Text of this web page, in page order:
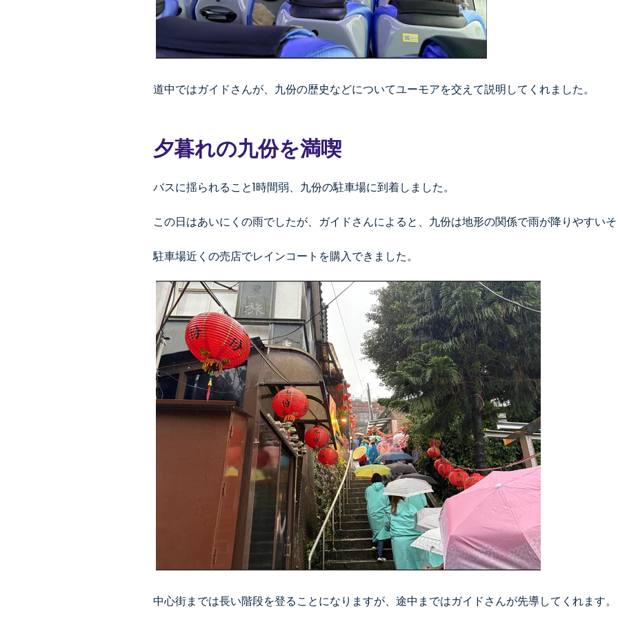
道中ではガイドさんが、九份の歴史などについてユーモアを交えて説明してくれました。
夕暮れの九份を満喫
バスに揺られること1時間弱、九份の駐車場に到着しました。
この日はあいにくの雨でしたが、ガイドさんによると、九份は地形の関係で雨が降りやすい
駐車場近くの売店でレインコートを購入できました。
中心街までは長い階段を登ることになりますが、途中まではガイドさんが先導してくれます。